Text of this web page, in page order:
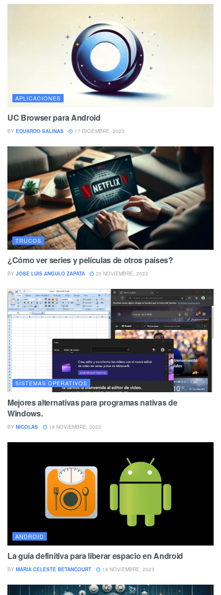
APLICACIONES
UC Browser para Android
BY EDUARDO SALINAS 17 DICIEMBRE, 2023
TRUCOS
¿Cómo ver series y películas de otros países?
BY JOSE LUIS ANGULO ZAPATA 25 NOVIEMBRE, 2023
SISTEMAS OPERATIVOS
Mejores alternativas para programas nativas de
Windows.
BY NICOLAS 19 NOVIEMBRE, 2023
ANDROID
La guía definitiva para liberar espacio en Android
BY MARIA CELESTE BETANCOURT 18 NOVIEMBRE, 2023